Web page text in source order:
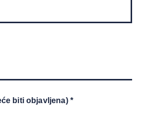
biti objavljena) *